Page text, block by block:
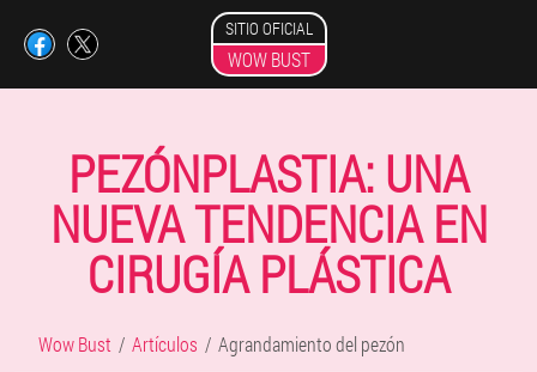
SITIO OFICIAL
WOW BUST
PEZÓNPLASTIA: UNA
NUEVA TENDENCIA EN
CIRUGÍA PLÁSTICA
Wow Bust Artículos Agrandamiento del pezón